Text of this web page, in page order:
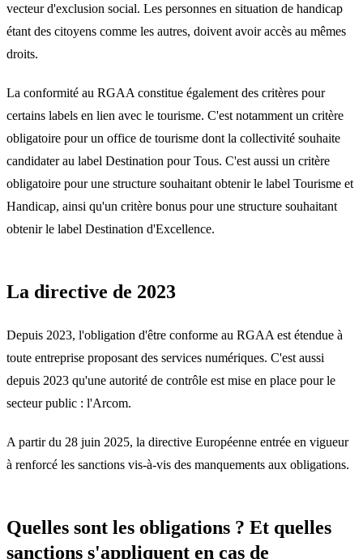
vecteur d'exclusion social. Les personnes en situation de handicap
étant des citoyens comme les autres, doivent avoir accès au mêmes
droits.
La conformité au RGAA constitue également des critères pour
certains labels en lien avec le tourisme. C'est notamment un critère
obligatoire pour un office de tourisme dont la collectivité souhaite
candidater au label Destination pour Tous. C'est aussi un critère
obligatoire pour une structure souhaitant obtenir le label Tourisme et
Handicap, ainsi qu'un critère bonus pour une structure souhaitant
obtenir le label Destination d'Excellence.
La directive de 2023
Depuis 2023, l'obligation d'être conforme au RGAA est étendue à
toute entreprise proposant des services numériques. C'est aussi
depuis 2023 qu'une autorité de contrôle est mise en place pour le
secteur public : l'Arcom.
A partir du 28 juin 2025, la directive Européenne entrée en vigueur
à renforcé les sanctions vis-à-vis des manquements aux obligations.
Quelles sont les obligations ? Et quelles
sanctions s'appliquent en cas de